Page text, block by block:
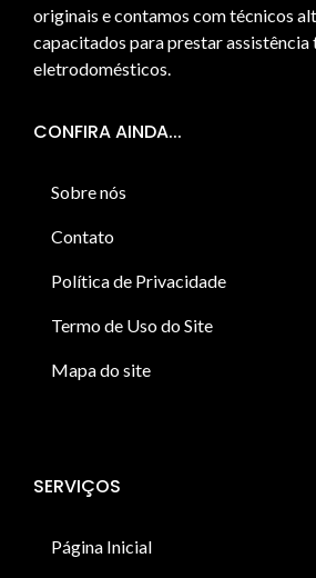
originais e contamos com técnicos
capacitados para prestar assistência
eletrodomésticos.
CONFIRA AINDA...
Sobre nós
Contato
Política de Privacidade
Termo de Uso do Site
Mapa do site
SERVIÇOS
Página Inicial